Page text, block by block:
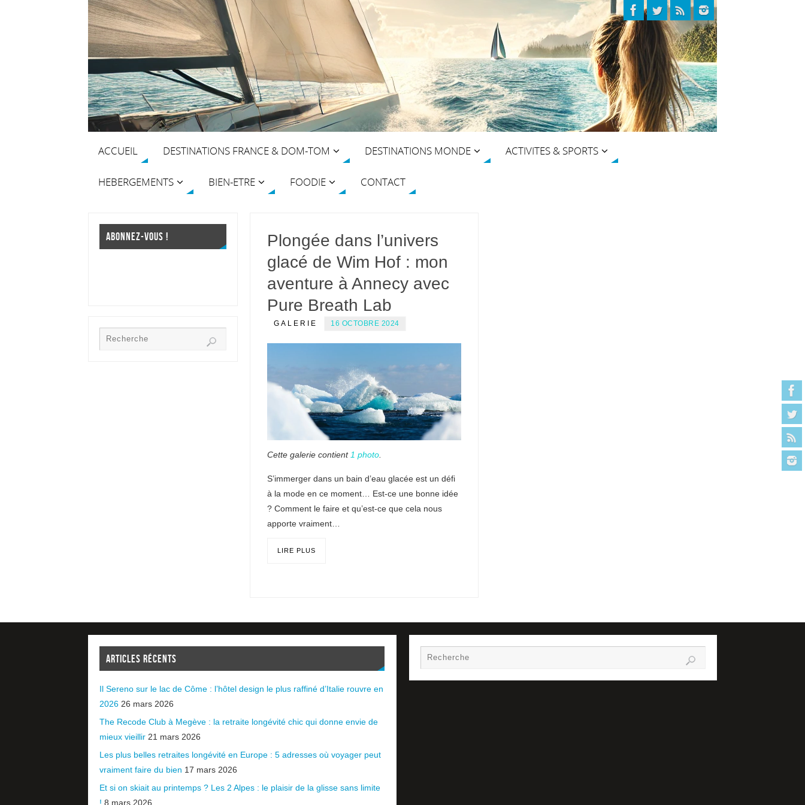
ACCUEIL DESTINATIONS FRANCE & DOM-TOM DESTINATIONS MONDE ACTIVITES & SPORTS
HEBERGEMENTS BIEN-ETRE FOODIE CONTACT
Plongée dans l’univers
glacé de Wim Hof : mon
aventure à Annecy avec
Pure Breath Lab
GALERIE 16 OCTOBRE 2024
Cette galerie contient 1 photo
S’immerger dans un bain d’eau glacée est un défi
à la mode en ce moment… Est-ce une bonne idée
? Comment le faire et qu’est-ce que cela nous
apporte vraiment…
LIRE PLUS
ABONNEZ-VOUS !
ARTICLES RÉCENTS
Il Sereno sur le lac de Côme : l’hôtel design le plus raffiné d’Italie rouvre en
2026 26 mars 2026
The Recode Club à Megève : la retraite longévité chic qui donne envie de
mieux vieillir 21 mars 2026
Les plus belles retraites longévité en Europe : 5 adresses où voyager peut
vraiment faire du bien 17 mars 2026
Et si on skiait au printemps ? Les 2 Alpes : le plaisir de la glisse sans limite
! 8 mars 2026